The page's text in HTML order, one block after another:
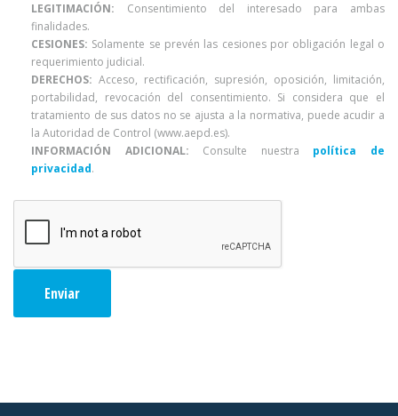
LEGITIMACIÓN: Consentimiento del interesado para ambas
finalidades.
CESIONES: Solamente se prevén las cesiones por obligación legal o
requerimiento judicial.
DERECHOS: Acceso, rectificación, supresión, oposición, limitación,
portabilidad, revocación del consentimiento. Si considera que el
tratamiento de sus datos no se ajusta a la normativa, puede acudir a
la Autoridad de Control (www.aepd.es).
INFORMACIÓN ADICIONAL: Consulte nuestra política de
privacidad.